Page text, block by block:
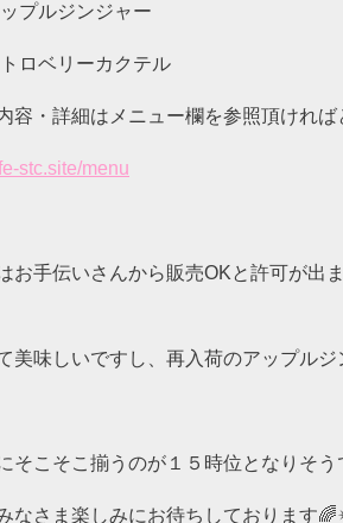
プルジンジャー
ロベリーカクテル
容・詳細はメニュー欄を参照頂ければ
stc.site/menu
お手伝いさんから販売OKと許可が出
美味しいですし、再入荷のアップル
そこそこ揃うのが１５時位となりそ
なさま楽しみにお待ちしております